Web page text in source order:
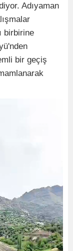
Adıyaman
birbirine
bir geçiş